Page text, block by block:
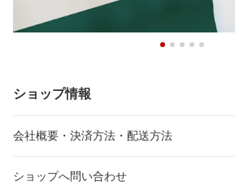
ショップ情報
会社概要・決済方法・配送方法
ショップへ問い合わせ